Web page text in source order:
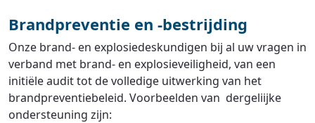
Brandpreventie en -bestrijding
Onze brand- en explosiedeskundigen bij al uw vragen in
verband met brand- en explosieveiligheid, van een
initiële audit tot de volledige uitwerking van het
brandpreventiebeleid. Voorbeelden van dergeliijke
ondersteuning zijn: